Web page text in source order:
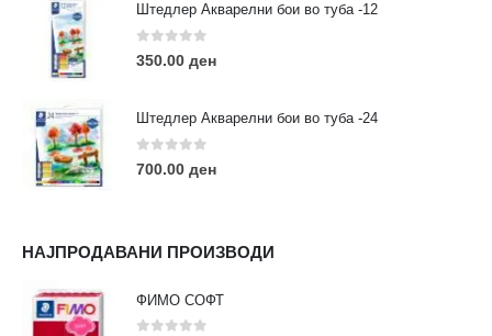
Штедлер Акварелни бои во туба -12
0out of 5
350.00 ден
Штедлер Акварелни бои во туба -24
0out of 5
700.00 ден
НАЈПРОДАВАНИ ПРОИЗВОДИ
ФИМО СОФТ